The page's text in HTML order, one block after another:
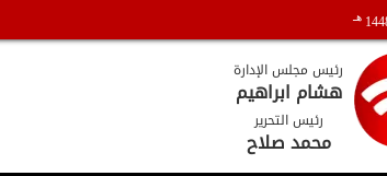
هـ
رئيس مجلس الإدارة
هشام ابراهيم
رئيس التحرير
محمد صلاح